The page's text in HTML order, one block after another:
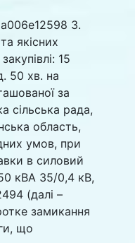
3.
якісних
15
50 хв. на
за
сільська рада,
область,
умов, при
в силовий
кВА 35/0,4 кВ,
(далі –
замикання
що